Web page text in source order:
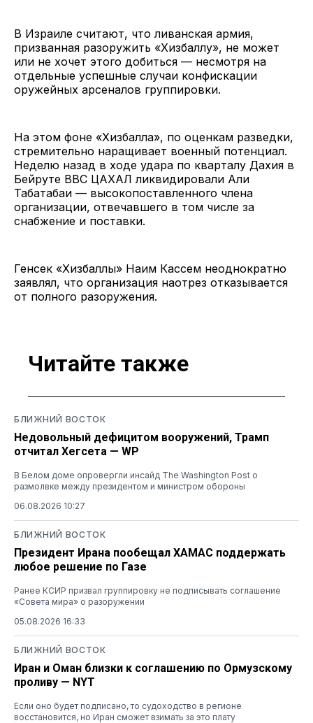
В Израиле считают, что ливанская армия,
призванная разоружить «Хизбаллу», не может
или не хочет этого добиться — несмотря на
отдельные успешные случаи конфискации
оружейных арсеналов группировки.
На этом фоне «Хизбалла», по оценкам разведки,
стремительно наращивает военный потенциал.
Неделю назад в ходе удара по кварталу Дахия в
Бейруте ВВС ЦАХАЛ ликвидировали Али
Табатабаи — высокопоставленного члена
организации, отвечавшего в том числе за
снабжение и поставки.
Генсек «Хизбаллы» Наим Кассем неоднократно
заявлял, что организация наотрез отказывается
от полного разоружения.
Читайте также
БЛИЖНИЙ ВОСТОК
Недовольный дефицитом вооружений, Трамп
отчитал Хегсета — WP
В Белом доме опровергли инсайд The Washington Post о
размолвке между президентом и министром обороны
06.08.2026 10:27
БЛИЖНИЙ ВОСТОК
Президент Ирана пообещал ХАМАС поддержать
любое решение по Газе
Ранее КСИР призвал группировку не подписывать соглашение
«Совета мира» о разоружении
05.08.2026 16:33
БЛИЖНИЙ ВОСТОК
Иран и Оман близки к соглашению по Ормузскому
проливу — NYT
Если оно будет подписано, то судоходство в регионе
восстановится, но Иран сможет взимать за это плату